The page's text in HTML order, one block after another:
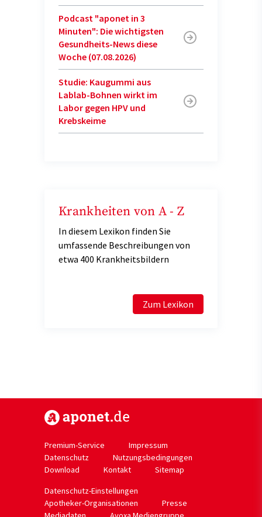
Podcast "aponet in 3
Minuten": Die wichtigsten
Gesundheits-News diese
Woche (07.08.2026)
Studie: Kaugummi aus
Lablab-Bohnen wirkt im
Labor gegen HPV und
Krebskeime
Krankheiten von A - Z
In diesem Lexikon finden Sie
umfassende Beschreibungen von
etwa 400 Krankheitsbildern
Zum Lexikon
Premium-Service
Impressum
Datenschutz
Nutzungsbedingungen
Download
Kontakt
Sitemap
Datenschutz-Einstellungen
Apotheker-Organisationen
Presse